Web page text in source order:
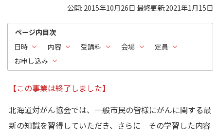
ん
会
公開: 2015年10月26日 最終更新:2021年1月15日
ページ内目次
日時
内容 受講料 会場
定員
お申し込み
【この事業は終了しました】
北海道対がん協会では、一般市民の皆様にがんに関する最
新の知識を習得していただき、さらに その学習した内容